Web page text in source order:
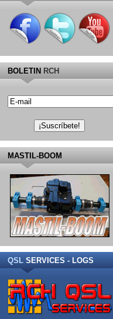
BOLETIN RCH
MASTIL-BOOM
QSLSERVICES - LOGS